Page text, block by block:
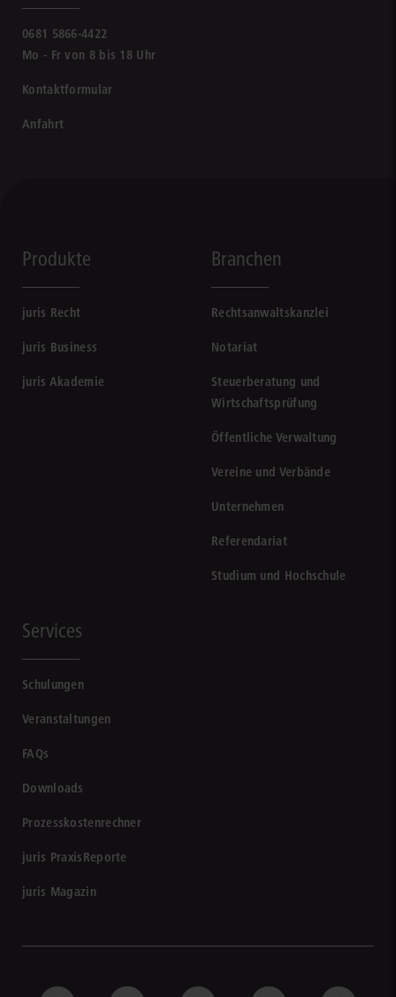
0681 5866-4422
Mo - Fr von 8 bis 18 Uhr
Kontaktformular
Anfahrt
Produkte
juris Recht
juris Business
juris Akademie
Branchen
Rechtsanwaltskanzlei
Notariat
Steuerberatung und
Wirtschaftsprüfung
Öffentliche Verwaltung
Vereine und Verbände
Unternehmen
Referendariat
Studium und Hochschule
Services
Schulungen
Veranstaltungen
FAQs
Downloads
Prozesskostenrechner
juris PraxisReporte
juris Magazin